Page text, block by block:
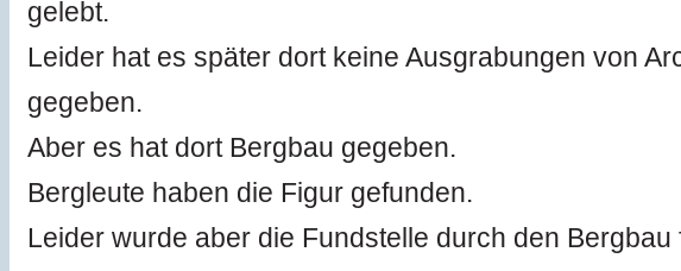
gelebt.
Leider hat es später dort keine Ausgrabungen von
gegeben.
Aber es hat dort Bergbau gegeben.
Bergleute haben die Figur gefunden.
Leider wurde aber die Fundstelle durch den Bergbau